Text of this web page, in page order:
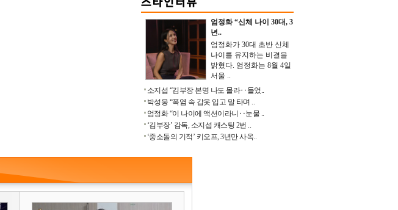
엄정화 “신체 나이 30대, 3
년..
엄정화가 30대 초반 신체
나이를 유지하는 비결을
밝혔다. 엄정화는 8월 4일
서울 ..
소지섭 “김부장 본명 나도 몰라‥들었..
박성웅 “폭염 속 갑옷 입고 말 타며 ..
엄정화 “이 나이에 액션이라니‥눈물 ..
‘김부장’ 감독, 소지섭 캐스팅 2번 ..
‘중소돌의 기적’ 키오프, 3년만 사옥..